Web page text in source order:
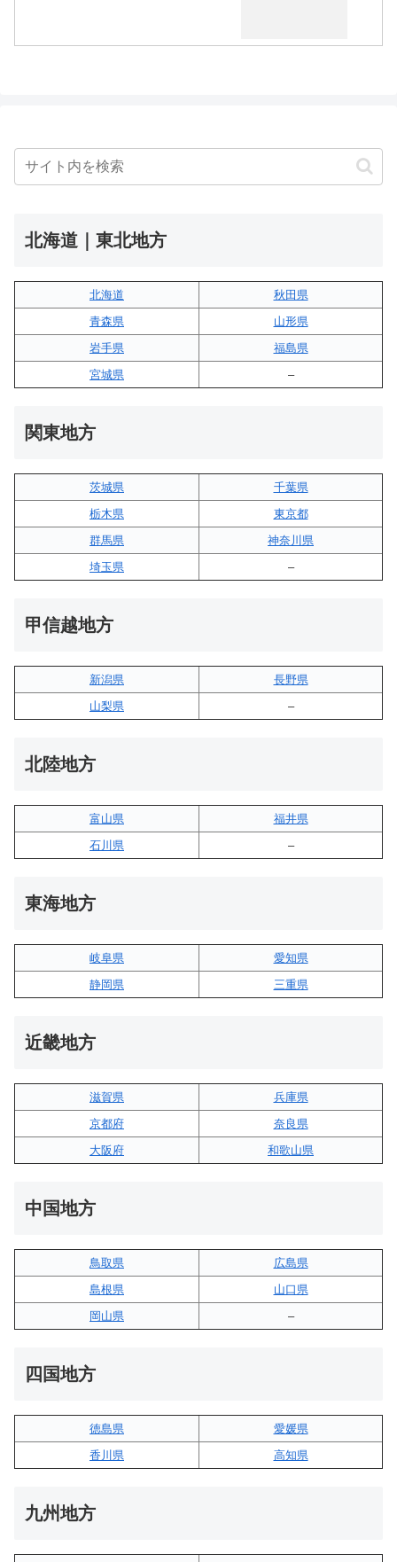
北海道｜東北地方
北海道
秋田県
青森県
山形県
岩手県
福島県
宮城県
–
関東地方
茨城県
千葉県
栃木県
東京都
群馬県
神奈川県
埼玉県
–
甲信越地方
新潟県
長野県
山梨県
–
北陸地方
富山県
福井県
石川県
–
東海地方
岐阜県
愛知県
静岡県
三重県
近畿地方
滋賀県
兵庫県
京都府
奈良県
大阪府
和歌山県
中国地方
鳥取県
広島県
島根県
山口県
岡山県
–
四国地方
徳島県
愛媛県
香川県
高知県
九州地方